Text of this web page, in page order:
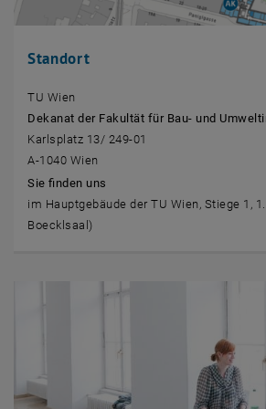
Standort
TU Wien
Dekanat der Fakultät für Bau- und
Karlsplatz 13/ 249-01
A-1040 Wien
Sie finden uns
im Hauptgebäude der TU Wien, Stiege 1,
Boecklsaal)